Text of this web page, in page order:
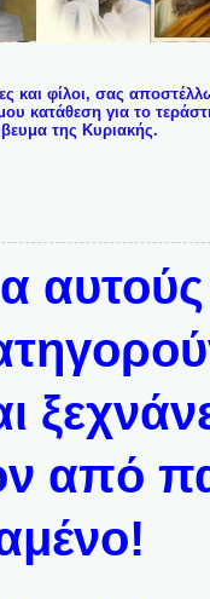
και φίλοι, σας
κατάθεση για το
της Κυριακής.
από